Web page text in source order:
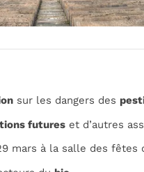
sur les dangers des
futures et d’autres
mars à la salle des fêtes